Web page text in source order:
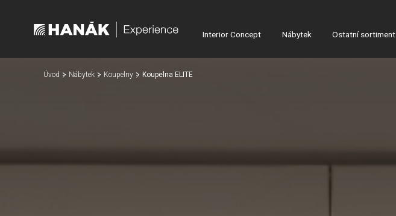
Interior Concept Nábytek Ostatní sortiment
Úvod Nábytek Koupelny Koupelna ELITE